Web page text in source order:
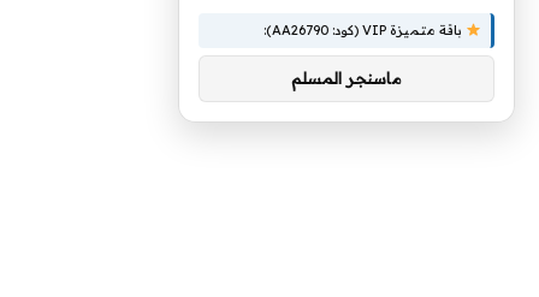
باقة متميزة VIP (كود: AA26790):
ماسنجر المسلم